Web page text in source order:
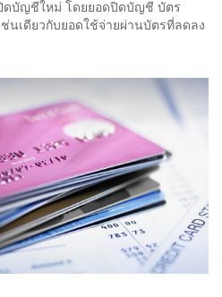
ดบัญชีใหม่ โดยยอดปิดบัญชี บัตร
นเดียวกับยอดใช้จ่ายผ่านบัตรที่ลดลง